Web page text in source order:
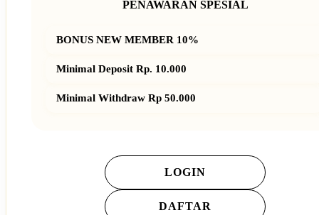
PENAWARAN SPESIAL
BONUS NEW MEMBER 10%
Minimal Deposit Rp. 10.000
Minimal Withdraw Rp 50.000
LOGIN
DAFTAR